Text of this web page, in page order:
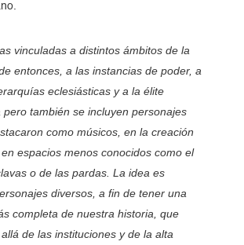
vinculadas a distintos ámbitos de la
entonces, a las instancias de poder, a
eclesiásticas y a la élite
pero también se incluyen personajes
como músicos, en la creación
espacios menos conocidos como el
o de las pardas. La idea es
diversos, a fin de tener una
completa de nuestra historia, que
de las instituciones y de la alta